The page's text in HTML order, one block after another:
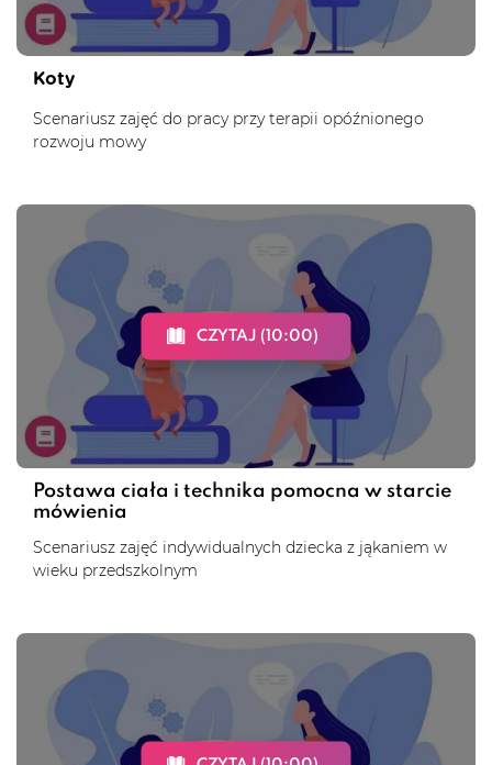
Koty
Scenariusz zajęć do pracy przy terapii opóźnionego
rozwoju mowy
CZYTAJ (10:00)
Postawa ciała i technika pomocna w starcie
mówienia
Scenariusz zajęć indywidualnych dziecka z jąkaniem w
wieku przedszkolnym